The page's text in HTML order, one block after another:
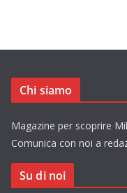
Chi siamo
Magazine per scoprire
Comunica con noi a
Su di noi